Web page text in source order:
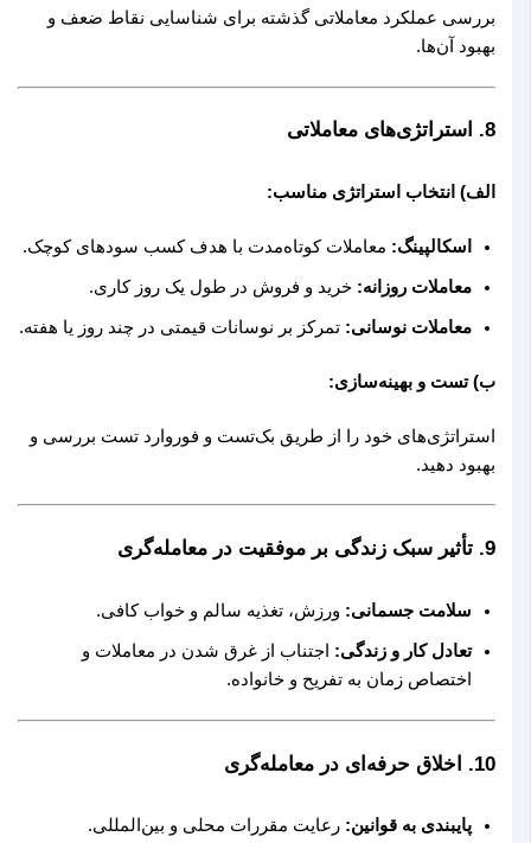
بررسی عملکرد معاملاتی گذشته برای شناسایی نقاط ضعف و
بهبود آن‌ها.
8. استراتژی‌های معاملاتی
الف) انتخاب استراتژی مناسب:
اسکالپینگ:معاملات کوتاه‌مدت با هدف کسب سودهای کوچک.
معاملات روزانه:خرید و فروش در طول یک روز کاری.
معاملات نوسانی:تمرکز بر نوسانات قیمتی در چند روز یا هفته.
ب) تست و بهینه‌سازی:
استراتژی‌های خود را از طریق بک‌تست و فوروارد تست بررسی و
بهبود دهید.
9. تأثیر سبک زندگی بر موفقیت در معامله‌گری
سلامت جسمانی:ورزش، تغذیه سالم و خواب کافی.
تعادل کار و زندگی:اجتناب از غرق شدن در معاملات و
اختصاص زمان به تفریح و خانواده.
10. اخلاق حرفه‌ای در معامله‌گری
پایبندی به قوانین:رعایت مقررات محلی و بین‌المللی.